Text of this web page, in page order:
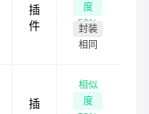
插
件
度
50%
封装
相同
插
相似
度